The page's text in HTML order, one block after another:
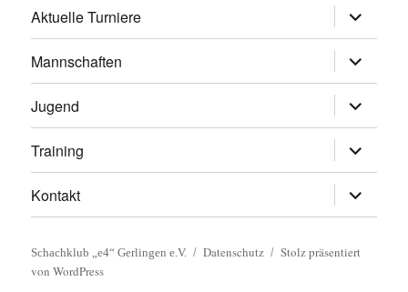
Aktuelle Turniere
öffnen
Mannschaften
öffnen
Jugend
öffnen
Training
öffnen
Kontakt
öffnen
Schachklub „e4“ Gerlingen e.V. Datenschutz
Stolz präsentiert
von WordPress